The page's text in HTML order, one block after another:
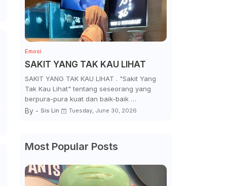
Emosi
SAKIT YANG TAK KAU LIHAT
SAKIT YANG TAK KAU LIHAT . "Sakit Yang
Tak Kau Lihat" tentang seseorang yang
berpura-pura kuat dan baik-baik …
By - Sis Lin Tuesday, June 30, 2026
Most Popular Posts